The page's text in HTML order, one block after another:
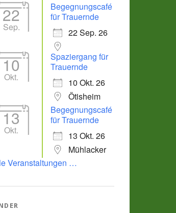
22
Sep.
Begegnungscafé
für Trauernde
22 Sep. 26
10
Okt.
Spaziergang für
Trauernde
10 Okt. 26
Ötisheim
13
Okt.
Begegnungscafé
für Trauernde
13 Okt. 26
Mühlacker
Veranstaltungen …